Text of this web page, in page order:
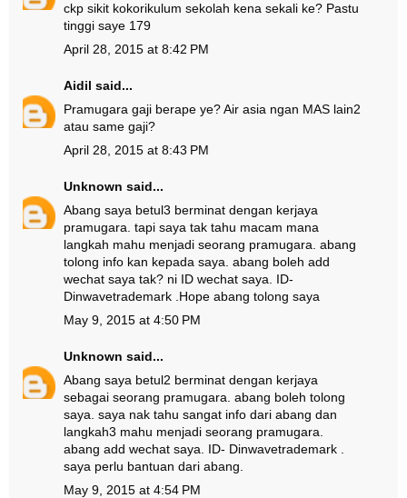
ckp sikit kokorikulum sekolah kena sekali ke? Pastu
tinggi saye 179
April 28, 2015 at 8:42 PM
Aidil said...
Pramugara gaji berape ye? Air asia ngan MAS lain2
atau same gaji?
April 28, 2015 at 8:43 PM
Unknown said...
Abang saya betul3 berminat dengan kerjaya
pramugara. tapi saya tak tahu macam mana
langkah mahu menjadi seorang pramugara. abang
tolong info kan kepada saya. abang boleh add
wechat saya tak? ni ID wechat saya. ID-
Dinwavetrademark .Hope abang tolong saya
May 9, 2015 at 4:50 PM
Unknown said...
Abang saya betul2 berminat dengan kerjaya
sebagai seorang pramugara. abang boleh tolong
saya. saya nak tahu sangat info dari abang dan
langkah3 mahu menjadi seorang pramugara.
abang add wechat saya. ID- Dinwavetrademark .
saya perlu bantuan dari abang.
May 9, 2015 at 4:54 PM